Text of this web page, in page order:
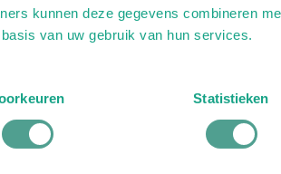
kunnen deze gegevens combineren
van uw gebruik van hun services.
Statistieken